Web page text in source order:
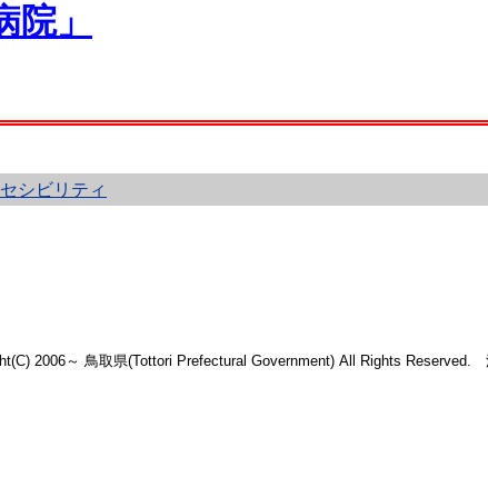
院」
シビリティ
2006～ 鳥取県(Tottori Prefectural Government) All Rights Reserved.